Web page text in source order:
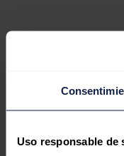
Uso responsable de